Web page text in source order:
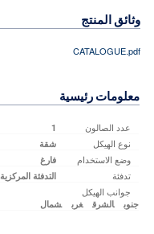
وثائق المنتج
CATALOGUE.pdf
معلومات رئيسية
عدد الصالون 1
نوع الهيكل شقة
وضع الاستخدام فارغ
تدفئة التدفئة المركزية
جوانب الهيكل
جنوب الشرق غرب شمال